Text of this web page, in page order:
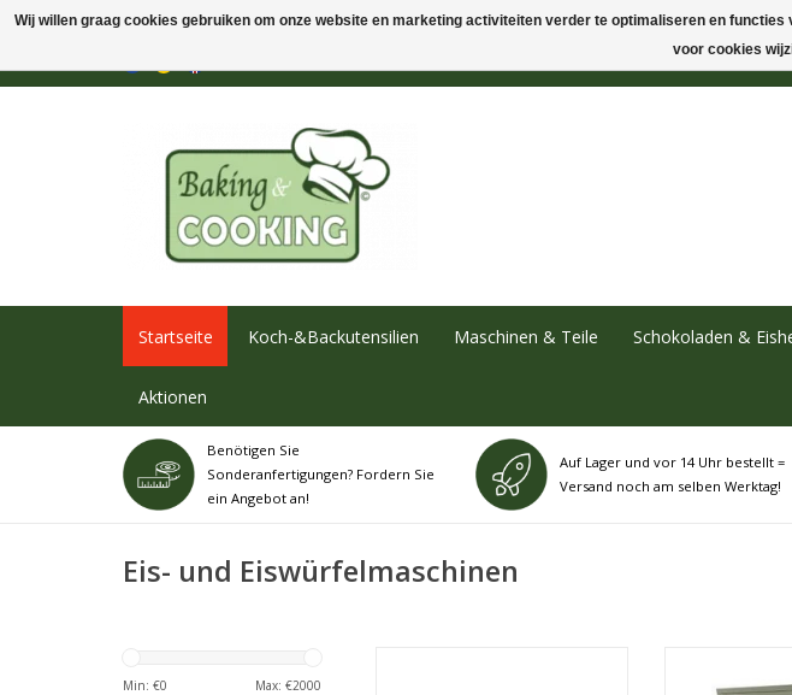
Startseite Koch-&Backutensilien Maschinen & Teile Schokoladen &
Aktionen
Benötigen Sie
Sonderanfertigungen? Fordern Sie
ein Angebot an!
Auf Lager und vor 14 Uhr bestellt =
Versand noch am selben Werktag!
Eis- und Eiswürfelmaschinen
Min: €0 Max: €2000
etwa 24 kg Eis
Wij willen graag cookies gebruiken om onze website en marketing activiteiten verder te optimaliseren en
voor cookies